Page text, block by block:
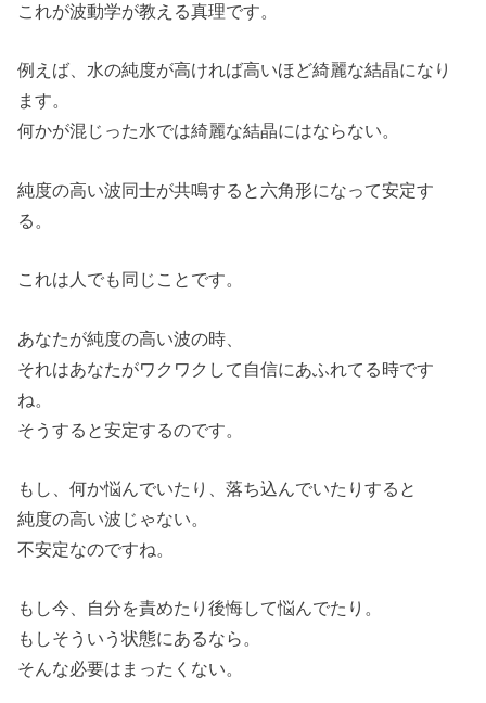
これが波動学が教える真理です。
例えば、水の純度が高ければ高いほど綺麗な結晶になり
ます。
何かが混じった水では綺麗な結晶にはならない。
純度の高い波同士が共鳴すると六角形になって安定す
る。
これは人でも同じことです。
あなたが純度の高い波の時、
それはあなたがワクワクして自信にあふれてる時です
ね。
そうすると安定するのです。
もし、何か悩んでいたり、落ち込んでいたりすると
純度の高い波じゃない。
不安定なのですね。
もし今、自分を責めたり後悔して悩んでたり。
もしそういう状態にあるなら。
そんな必要はまったくない。